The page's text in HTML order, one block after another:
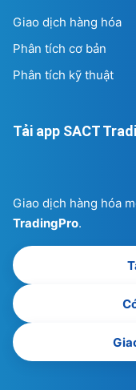
Giao dịch hàng hóa
Phân tích cơ bản
Phân tích kỹ thuật
Tải app SACT
Giao dịch hàng hóa
TradingPro.